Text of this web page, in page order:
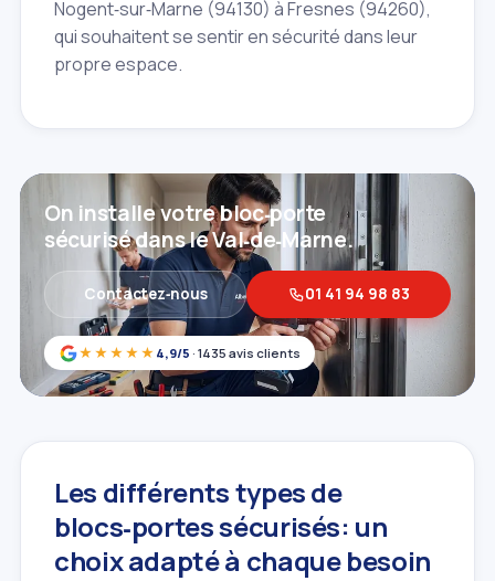
Nogent‑sur‑Marne (94130) à Fresnes (94260),
qui souhaitent se sentir en sécurité dans leur
propre espace.
★★★★★ 4,9/5 · 1435 avis clients
On installe votre bloc‑porte
sécurisé dans le Val‑de‑Marne.
Contactez‑nous 01 41 94 98 83
Les différents types de
blocs‑portes sécurisés: un
choix adapté à chaque besoin